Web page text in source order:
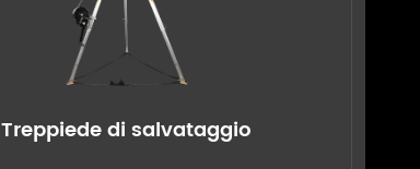
Treppiede di salvataggio